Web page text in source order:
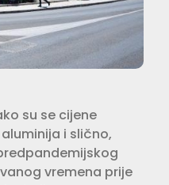
su se cijene
i slično,
vremena prije